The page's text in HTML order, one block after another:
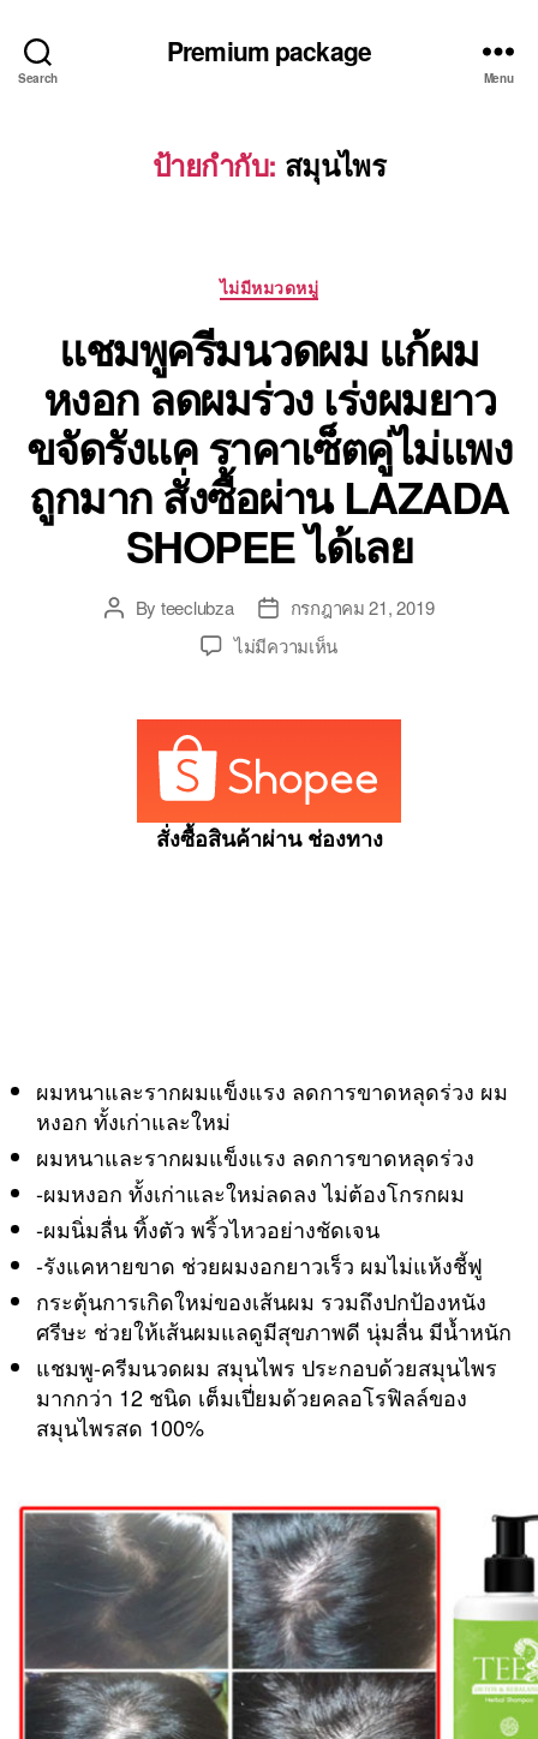
Search
Premium package
Menu
ป้ายกำกับ: สมุนไพร
Categories
ไม่มีหมวดหมู่
แชมพูครีมนวดผม แก้ผม
หงอก ลดผมร่วง เร่งผมยาว
ขจัดรังแค ราคาเซ็ตคู่ไม่แพง
ถูกมาก สั่งซื้อผ่าน LAZADA
SHOPEE ได้เลย
PostBy teeclubza
Postกรกฎาคม 21, 2019
ไม่มีความเห็นบน
นวด
แก้
ผม
หงอก
ลด
คา
ไม่
แพง
ถูก
มาก
สั่ง
ซื้อ
ผ่าน
LAZADA
SHOPEE
ได้
สั่งซื้อสินค้าผ่าน ช่องทาง
ผมหนาและรากผมแข็งแรง ลดการขาดหลุดร่วง ผม
หงอก ทั้งเก่าและใหม่
ผมหนาและรากผมแข็งแรง ลดการขาดหลุดร่วง
-ผมหงอก ทั้งเก่าและใหม่ลดลง ไม่ต้องโกรกผม
-ผมนิ่มลื่น ทิ้งตัว พริ้วไหวอย่างชัดเจน
-รังแคหายขาด ช่วยผมงอกยาวเร็ว ผมไม่แห้งชี้ฟู
กระตุ้นการเกิดใหม่ของเส้นผม รวมถึงปกป้องหนัง
ศรีษะ ช่วยให้เส้นผมแลดูมีสุขภาพดี นุ่มลื่น มีน้ำหนัก
แชมพู-ครีมนวดผม สมุนไพร ประกอบด้วยสมุนไพร
มากกว่า 12 ชนิด เต็มเปี่ยมด้วยคลอโรฟิลล์ของ
สมุนไพรสด 100%